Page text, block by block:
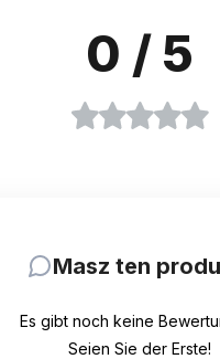
0 / 5
Masz ten
Es gibt noch keine
Seien Sie der Erste!